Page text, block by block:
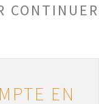
CONTINUER
EN